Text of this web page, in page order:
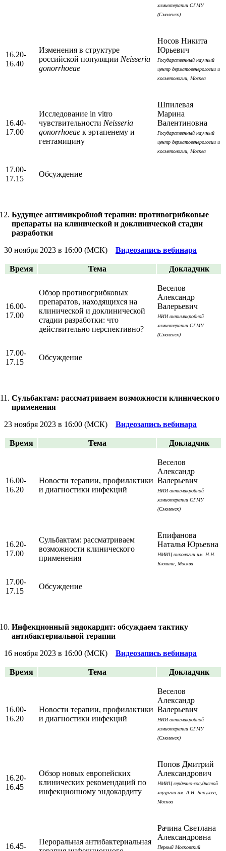
химиотерапии СГМУ
(Смоленск)
16.20-
16.40
Изменения в структуре
российской популяции Neisseria
gonorrhoeae
Носов Никита
Юрьевич
Государственный научный
центр дерматовенерологии и
косметологии, Москва
16.40-
17.00
Исследование in vitro
чувствительности Neisseria
gonorrhoeae к эртапенему и
гентамицину
Шпилевая
Марина
Валентиновна
Государственный научный
центр дерматовенерологии и
косметологии, Москва
17.00-
17.15
Обсуждение
Будущее антимикробной терапии: противогрибковые
препараты на клинической и доклинической стадии
разработки
30 ноября 2023 в 16:00 (МСК) Видеозапись вебинара
Время Тема Докладчик
16.00-
17.00
Обзор противогрибковых
препаратов, находящихся на
клинической и доклинической
стадии разработки: что
действительно перспективно?
Веселов
Александр
Валерьевич
НИИ антимикробной
химиотерапии СГМУ
(Смоленск)
17.00-
17.15
Обсуждение
Сульбактам: рассматриваем возможности клинического
применения
23 ноября 2023 в 16:00 (МСК) Видеозапись вебинара
Время Тема Докладчик
16.00-
16.20
Новости терапии, профилактики
и диагностики инфекций
Веселов
Александр
Валерьевич
НИИ антимикробной
химиотерапии СГМУ
(Смоленск)
16.20-
17.00
Сульбактам: рассматриваем
возможности клинического
применения
Епифанова
Наталья Юрьевна
НМИЦ онкологии им. Н.Н.
Блохина, Москва
17.00-
17.15
Обсуждение
Инфекционный эндокардит: обсуждаем тактику
антибактериальной терапии
16 ноября 2023 в 16:00 (МСК) Видеозапись вебинара
Время Тема Докладчик
16.00-
16.20
Новости терапии, профилактики
и диагностики инфекций
Веселов
Александр
Валерьевич
НИИ антимикробной
химиотерапии СГМУ
(Смоленск)
16.20-
16.45
Обзор новых европейских
клинических рекомендаций по
инфекционному эндокардиту
Попов Дмитрий
Александрович
НМИЦ сердечно-сосудистой
хирургии им. А.Н. Бакулева,
Москва
16.45-
Пероральная антибактериальная
Рачина Светлана
Александровна
Первый Московский